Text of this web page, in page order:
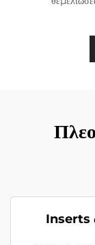
Inserts